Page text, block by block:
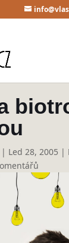
| Led 28, 2005 |